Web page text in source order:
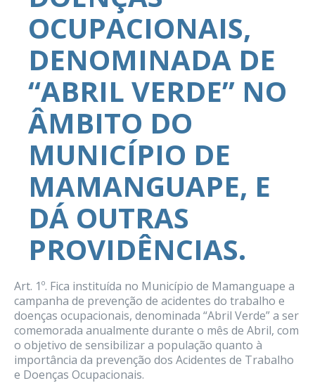
OCUPACIONAIS,
DENOMINADA DE
“ABRIL VERDE” NO
ÂMBITO DO
MUNICÍPIO DE
MAMANGUAPE, E
DÁ OUTRAS
PROVIDÊNCIAS.
Art. 1º. Fica instituída no Município de Mamanguape a
campanha de prevenção de acidentes do trabalho e
doenças ocupacionais, denominada “Abril Verde” a ser
comemorada anualmente durante o mês de Abril, com
o objetivo de sensibilizar a população quanto à
importância da prevenção dos Acidentes de Trabalho
e Doenças Ocupacionais.